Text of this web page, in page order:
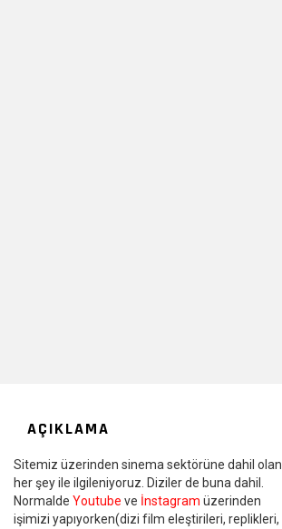
AÇIKLAMA
Sitemiz üzerinden sinema sektörüne dahil olan
her şey ile ilgileniyoruz. Diziler de buna dahil.
Normalde Youtube ve İnstagram üzerinden
işimizi yapıyorken(dizi film eleştirileri, replikleri,